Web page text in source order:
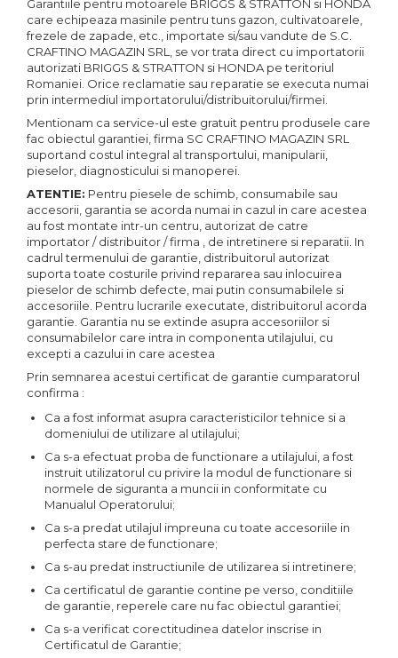
Garantiile pentru motoarele BRIGGS & STRATTON si HONDA
care echipeaza masinile pentru tuns gazon, cultivatoarele,
frezele de zapade, etc., importate si/sau vandute de S.C.
CRAFTINO MAGAZIN SRL, se vor trata direct cu importatorii
autorizati BRIGGS & STRATTON si HONDA pe teritoriul
Romaniei. Orice reclamatie sau reparatie se executa numai
prin intermediul importatorului/distribuitorului/firmei.
Mentionam ca service-ul este gratuit pentru produsele care
fac obiectul garantiei, firma SC CRAFTINO MAGAZIN SRL
suportand costul integral al transportului, manipularii,
pieselor, diagnosticului si manoperei.
ATENTIE: Pentru piesele de schimb, consumabile sau
accesorii, garantia se acorda numai in cazul in care acestea
au fost montate intr-un centru, autorizat de catre
importator / distribuitor / firma , de intretinere si reparatii. In
cadrul termenului de garantie, distribuitorul autorizat
suporta toate costurile privind repararea sau inlocuirea
pieselor de schimb defecte, mai putin consumabilele si
accesoriile. Pentru lucrarile executate, distribuitorul acorda
garantie. Garantia nu se extinde asupra accesoriilor si
consumabilelor care intra in componenta utilajului, cu
excepti a cazului in care acestea
Prin semnarea acestui certificat de garantie cumparatorul
confirma :
Ca a fost informat asupra caracteristicilor tehnice si a
domeniului de utilizare al utilajului;
Ca s-a efectuat proba de functionare a utilajului, a fost
instruit utilizatorul cu privire la modul de functionare si
normele de siguranta a muncii in conformitate cu
Manualul Operatorului;
Ca s-a predat utilajul impreuna cu toate accesoriile in
perfecta stare de functionare;
Ca s-au predat instructiunile de utilizarea si intretinere;
Ca certificatul de garantie contine pe verso, conditiile
de garantie, reperele care nu fac obiectul garantiei;
Ca s-a verificat corectitudinea datelor inscrise in
Certificatul de Garantie;